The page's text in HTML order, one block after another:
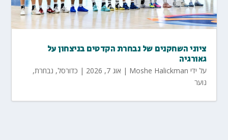
ציוני השחקנים של נבחרת הקדטים בניצחון על
גאורגיה
על ידי Moshe Halickman
| אוג 7, 2026 | כדורסל, נבחרת,
נוער